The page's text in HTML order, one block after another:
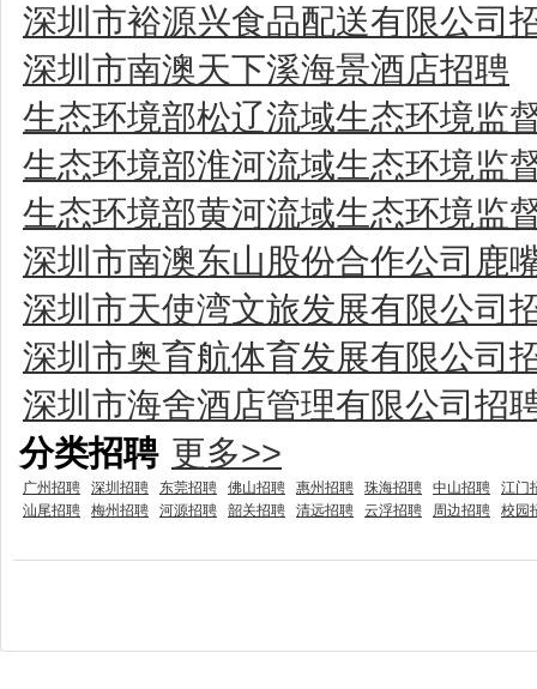
深圳市裕源兴食品配送有限公司
深圳市南澳天下溪海景酒店招聘
生态环境部松辽流域生态环境监
生态环境部淮河流域生态环境监
生态环境部黄河流域生态环境监
深圳市南澳东山股份合作公司鹿
深圳市天使湾文旅发展有限公司
深圳市奥育航体育发展有限公司
深圳市海舍酒店管理有限公司招
分类招聘 更多>>
广州招聘 深圳招聘 东莞招聘 佛山招聘 惠州招聘 珠海招聘 中山招聘
江门
汕尾招聘
梅州招聘 河源招聘 韶关招聘 清远招聘 云浮招聘 周边招聘 校园